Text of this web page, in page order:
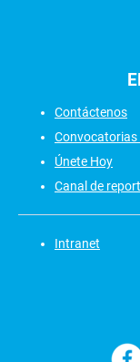
Contáctenos
Convocatorias
Únete Hoy
Canal de
Intranet